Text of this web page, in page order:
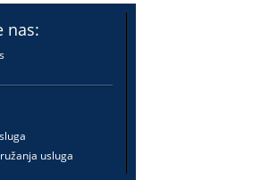
nas:
usluga